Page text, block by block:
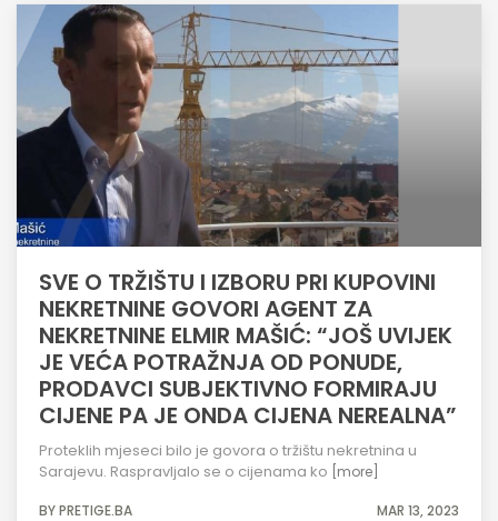
SVE O TRŽIŠTU I IZBORU PRI KUPOVINI
NEKRETNINE GOVORI AGENT ZA
NEKRETNINE ELMIR MAŠIĆ: “JOŠ UVIJEK
JE VEĆA POTRAŽNJA OD PONUDE,
PRODAVCI SUBJEKTIVNO FORMIRAJU
CIJENE PA JE ONDA CIJENA NEREALNA”
Proteklih mjeseci bilo je govora o tržištu nekretnina u
Sarajevu. Raspravljalo se o cijenama ko [more]
BY PRETIGE.BA MAR 13, 2023